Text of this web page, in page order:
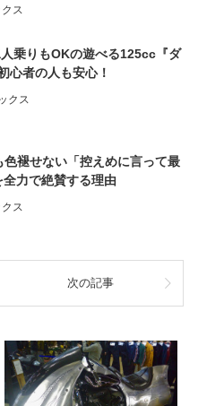
クス
乗りもOKの遊べる125cc『ダ
心者の人も安心！
クス
色褪せない「控えめに言って最
力で絶賛する理由
クス
次の記事